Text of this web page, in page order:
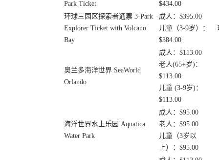
Park Ticket
$434.00
环球三园区探索者通票 3-Park
Explorer Ticket with Volcano
Bay
成人：$395.00
儿童（3-9岁）：
$384.00
奥兰多海洋世界 SeaWorld
Orlando
成人：$113.00
老人(65+岁)：
$113.00
儿童 (3-9岁)：
$113.00
海洋世界水上乐园 Aquatica
Water Park
成人：$95.00
老人：$95.00
儿童（3岁以
上）：$95.00